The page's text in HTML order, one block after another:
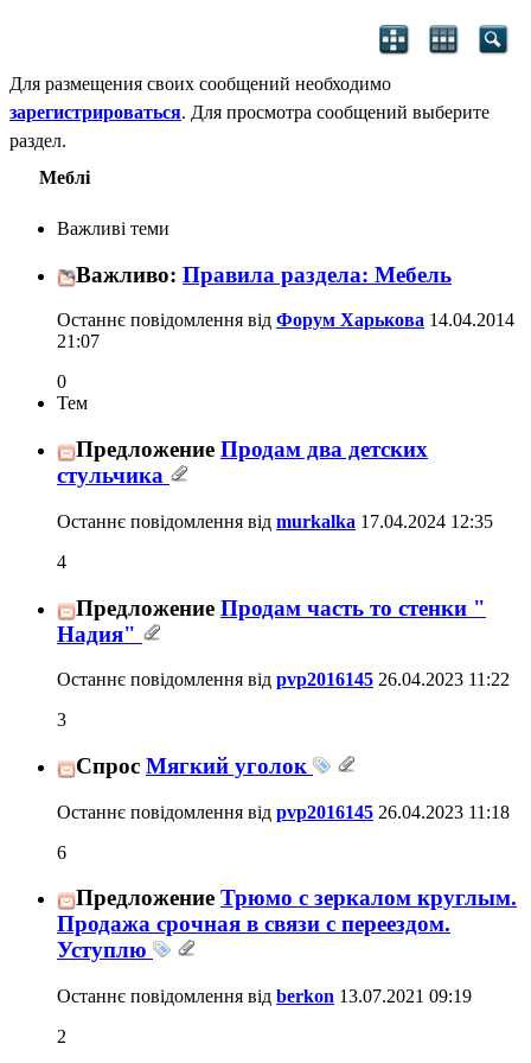
Для размещения своих сообщений необходимо
зарегистрироваться. Для просмотра сообщений выберите
раздел.
Меблі
Важливі теми
Важливо: Правила раздела: Мебель
Останнє повідомлення від Форум Харькова 14.04.2014
21:07
0
Тем
Предложение Продам два детских
стульчика
Останнє повідомлення від murkalka 17.04.2024 12:35
4
Предложение Продам часть то стенки "
Надия"
Останнє повідомлення від pvp2016145 26.04.2023 11:22
3
Спрос Мягкий уголок
Останнє повідомлення від pvp2016145 26.04.2023 11:18
6
Предложение Трюмо с зеркалом круглым.
Продажа срочная в связи с переездом.
Уступлю
Останнє повідомлення від berkon 13.07.2021 09:19
2